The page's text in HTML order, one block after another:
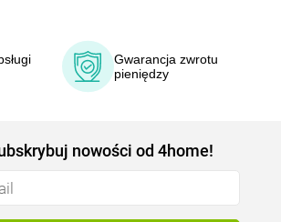
Gwarancja zwrotu
pieniędzy
nowości od 4home!